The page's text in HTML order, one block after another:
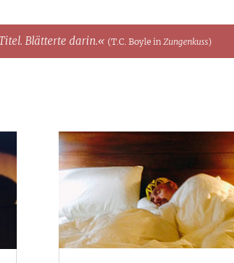
Blätterte darin.« (T.C. Boyle in Zungenkuss)